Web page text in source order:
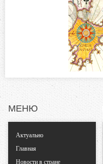
а
л
ь
МЕНЮ
Актуально
Главная
Новости в стране